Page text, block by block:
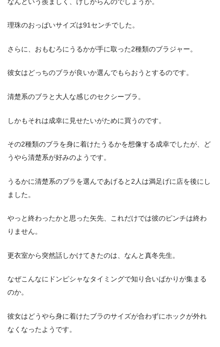
理珠のおっぱいサイズは91センチでした。
さらに、おもむろにうるかが手に取った2種類のブラジャー。
彼女はどっちのブラが良いか選んでもらおうとするのです。
清楚系のブラと大人な感じのセクシーブラ。
しかもそれは成幸に見せたいがために買うのです。
その2種類のブラを身に着けたうるかを想像する成幸でしたが、ど
うやら清楚系が好みのようです。
うるかに清楚系のブラを選んであげると2人は満足げに店を後にし
ました。
やっと終わったかと思った矢先、これだけでは彼のピンチは終わ
りません。
更衣室から突然話しかけてきたのは、なんと真冬先生。
なぜこんなにドンピシャなタイミングで知り合いばかりが集まる
のか。
彼女はどうやら身に着けたブラのサイズが合わずにホックが外れ
なくなったようです。